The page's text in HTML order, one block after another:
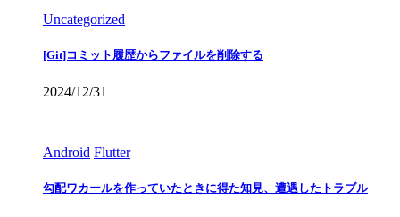
Uncategorized
[Git]コミット履歴からファイルを削除する
2024/12/31
Android Flutter
勾配ワカールを作っていたときに得た知見、遭遇したトラブル